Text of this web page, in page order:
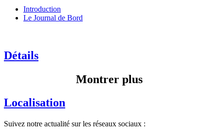
Introduction
Le Journal de Bord
Détails
Montrer plus
Localisation
Suivez notre actualité sur les réseaux sociaux :